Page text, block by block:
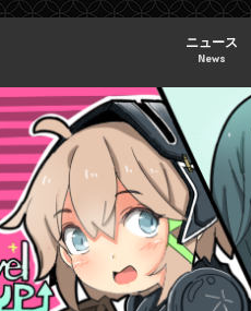
ニュース
News